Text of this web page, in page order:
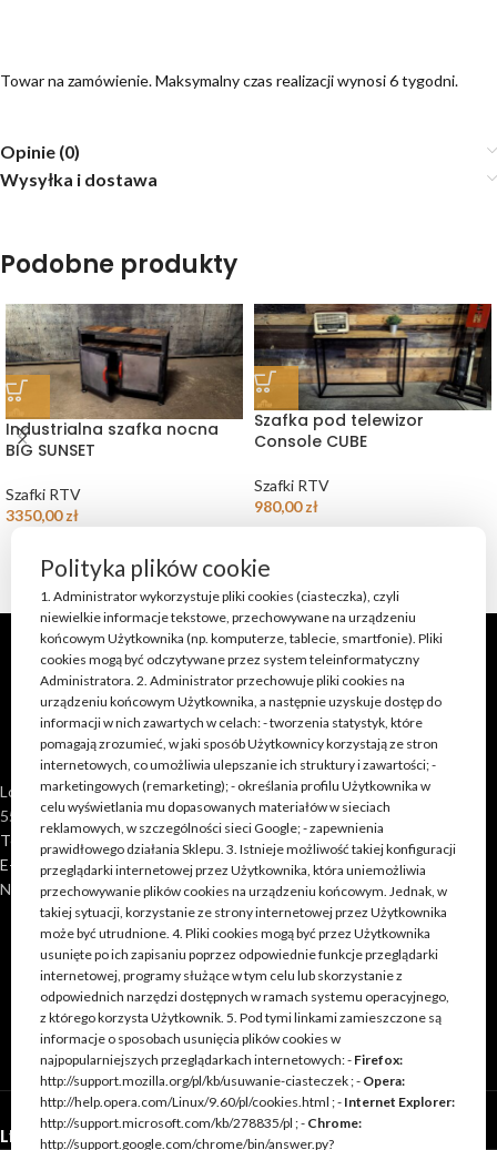
Towar na zamówienie. Maksymalny czas realizacji wynosi 6 tygodni.
Opinie (0)
Wysyłka i dostawa
Podobne produkty
Industrialna szafka nocna
BIG SUNSET
Szafki RTV
3350,00zł
Szafka pod telewizor
Console CUBE
Szafki RTV
980,00zł
Loft Shop Manufacture
55-220 Jelcz Laskowice, Polska
Telefon: +48 790 528 555 | +48 693 262 400
E-mail: kontakt@loft-shop.pl
NIP: 898 202 51 11
LINKI
Polityka plików cookie
1. Administrator wykorzystuje pliki cookies (ciasteczka), czyli
niewielkie informacje tekstowe, przechowywane na urządzeniu
końcowym Użytkownika (np. komputerze, tablecie, smartfonie). Pliki
cookies mogą być odczytywane przez system teleinformatyczny
Administratora. 2. Administrator przechowuje pliki cookies na
urządzeniu końcowym Użytkownika, a następnie uzyskuje dostęp do
informacji w nich zawartych w celach: - tworzenia statystyk, które
pomagają zrozumieć, w jaki sposób Użytkownicy korzystają ze stron
internetowych, co umożliwia ulepszanie ich struktury i zawartości; -
marketingowych (remarketing); - określania profilu Użytkownika w
celu wyświetlania mu dopasowanych materiałów w sieciach
reklamowych, w szczególności sieci Google; - zapewnienia
prawidłowego działania Sklepu. 3. Istnieje możliwość takiej konfiguracji
przeglądarki internetowej przez Użytkownika, która uniemożliwia
przechowywanie plików cookies na urządzeniu końcowym. Jednak, w
takiej sytuacji, korzystanie ze strony internetowej przez Użytkownika
może być utrudnione. 4. Pliki cookies mogą być przez Użytkownika
usunięte po ich zapisaniu poprzez odpowiednie funkcje przeglądarki
internetowej, programy służące w tym celu lub skorzystanie z
odpowiednich narzędzi dostępnych w ramach systemu operacyjnego,
z którego korzysta Użytkownik. 5. Pod tymi linkami zamieszczone są
informacje o sposobach usunięcia plików cookies w
najpopularniejszych przeglądarkach internetowych: - Firefox:
http://support.mozilla.org/pl/kb/usuwanie-ciasteczek ; - Opera:
http://help.opera.com/Linux/9.60/pl/cookies.html ; - Internet Explorer:
http://support.microsoft.com/kb/278835/pl ; - Chrome:
http://support.google.com/chrome/bin/answer.py?